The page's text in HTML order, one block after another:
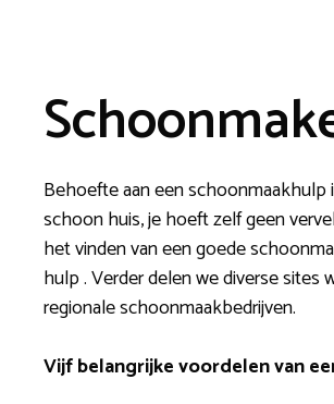
Behoefte aan een schoonmaakhulp
schoon huis, je hoeft zelf geen
het vinden van een goede
hulp . Verder delen we diverse
regionale schoonmaakbedrijven.
Vijf belangrijke voordelen van